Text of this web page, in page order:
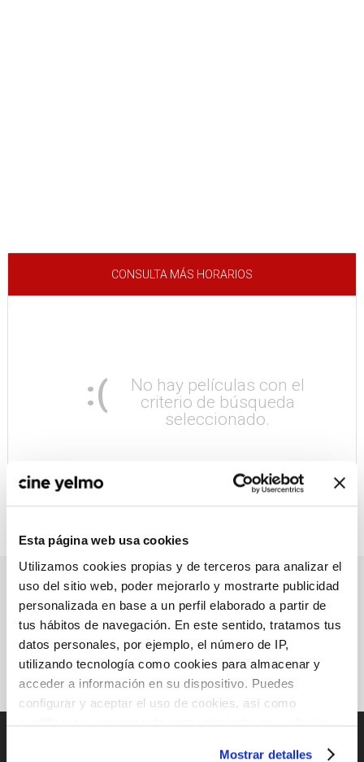
Esta página web usa cookies
Utilizamos cookies propias y de terceros para analizar el
uso del sitio web, poder mejorarlo y mostrarte publicidad
personalizada en base a un perfil elaborado a partir de
tus hábitos de navegación. En este sentido, tratamos tus
datos personales, por ejemplo, el número de IP,
utilizando tecnología como cookies para almacenar y
acceder a información en su dispositivo. Puedes
configurar y aceptar el uso de cookies, así como
modificar tus opciones de consentimiento en cualquier
Mostrar detalles
CONSULTA MÁS HORARIOS
:(
No hay películas con el
criterio de búsqueda
seleccionado.
PRÓXIMOS ESTRENOS
CATÁLOGO DE PELÍCULAS